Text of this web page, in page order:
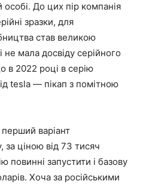
особі. До цих пір компанія
зразки, для
став великою
мала досвіду серійного
в 2022 році в серію
tesla — пікап з помітною
варіант
за ціною від 73 тисяч
повинні запустити і базову
Хоча за російськими